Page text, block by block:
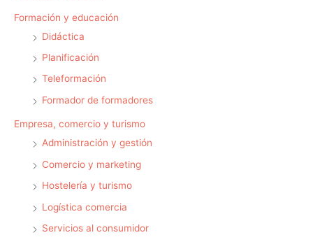
r
Formación y educación
Didáctica
Planificación
Teleformación
Formador de formadores
Empresa, comercio y turismo
Administración y gestión
Comercio y marketing
Hostelería y turismo
Logística comercia
Servicios al consumidor